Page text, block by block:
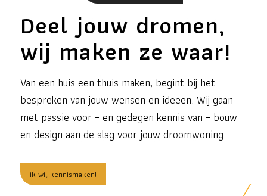
Deel jouw dromen,
wij maken ze waar!
Van een huis een thuis maken, begint bij het
bespreken van jouw wensen en ideeën. Wij gaan
met passie voor – en gedegen kennis van – bouw
en design aan de slag voor jouw droomwoning.
ik wil kennismaken!